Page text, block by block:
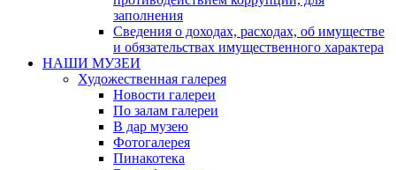
заполнения
Сведения о доходах, расходах, об имуществе
и обязательствах имущественного характера
НАШИ МУЗЕИ
Художественная галерея
Новости галереи
По залам галереи
В дар музею
Фотогалерея
Пинакотека